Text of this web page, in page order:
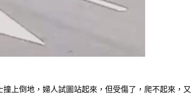
上倒地，婦人試圖站起來，但受傷了，爬不起來，又